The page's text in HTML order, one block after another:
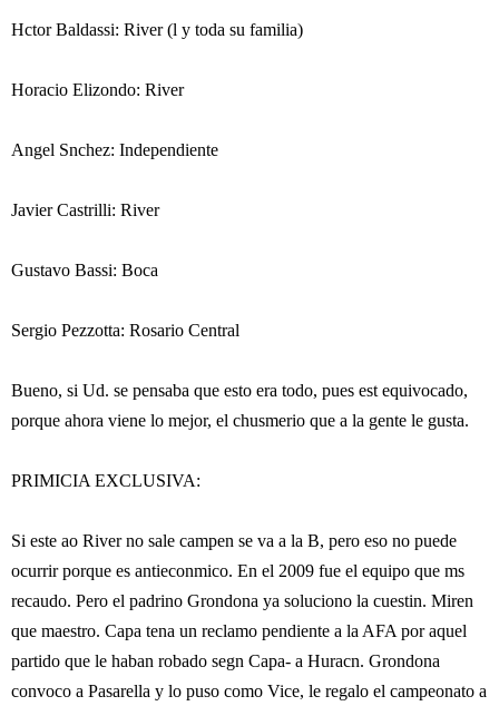
Hctor Baldassi: River (l y toda su familia)
Horacio Elizondo: River
Angel Snchez: Independiente
Javier Castrilli: River
Gustavo Bassi: Boca
Sergio Pezzotta: Rosario Central
Bueno, si Ud. se pensaba que esto era todo, pues est equivocado,
porque ahora viene lo mejor, el chusmerio que a la gente le gusta.
PRIMICIA EXCLUSIVA:
Si este ao River no sale campen se va a la B, pero eso no puede
ocurrir porque es antieconmico. En el 2009 fue el equipo que ms
recaudo. Pero el padrino Grondona ya soluciono la cuestin. Miren
que maestro. Capa tena un reclamo pendiente a la AFA por aquel
partido que le haban robado segn Capa- a Huracn. Grondona
convoco a Pasarella y lo puso como Vice, le regalo el campeonato a